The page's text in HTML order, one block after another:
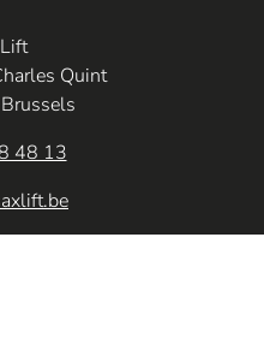
Quint
48 13